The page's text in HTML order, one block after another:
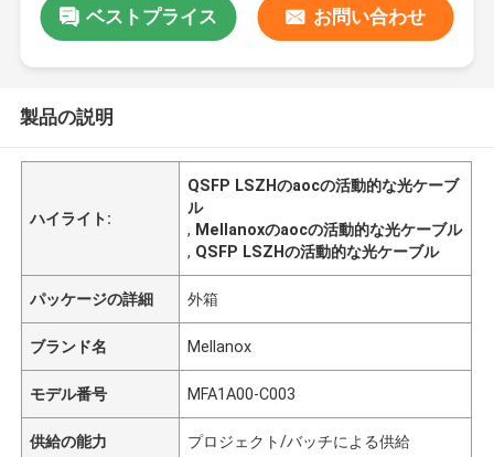
ベストプライス お問い合わせ
製品の説明
ハイライト:
QSFP LSZHのaocの活動的な光ケーブ
ル
, Mellanoxのaocの活動的な光ケーブル
, QSFP LSZHの活動的な光ケーブル
パッケージの詳細 外箱
ブランド名 Mellanox
モデル番号 MFA1A00-C003
供給の能力 プロジェクト/バッチによる供給